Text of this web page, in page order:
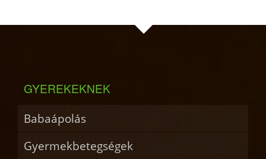
GYEREKEKNEK
Babaápolás
Gyermekbetegségek